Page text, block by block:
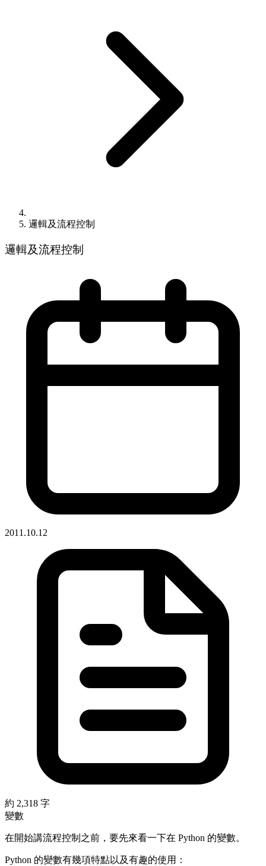
邏輯及流程控制
邏輯及流程控制
2011.10.12
約 2,318 字
變數
在開始講流程控制之前，要先來看一下在 Python 的變數。
Python 的變數有幾項特點以及有趣的使用：